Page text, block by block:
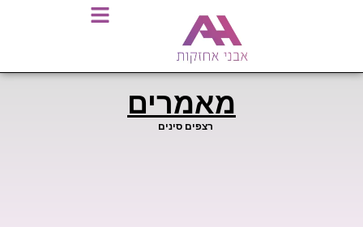
מאמרים
רצפים סינים